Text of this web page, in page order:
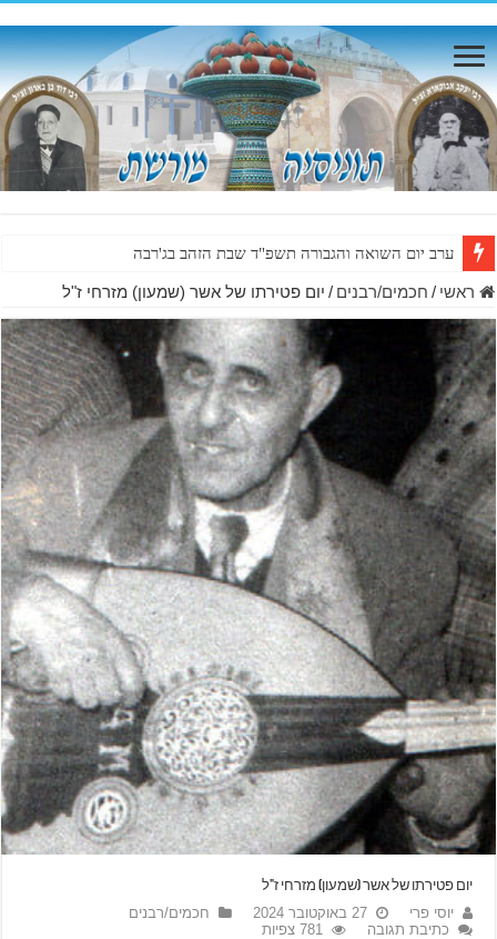
ערב יום השואה והגבורה תשפ"ד שבת הזהב בג'רבה
ראשי / חכמים/רבנים / יום פטירתו של אשר (שמעון) מזרחי ז"ל
יום פטירתו של אשר (שמעון) מזרחי ז"ל
יוסי פרי 27 באוקטובר 2024
חכמים/רבנים
כתיבת תגובה
781 צפיות